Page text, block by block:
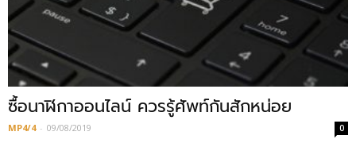
ซื้อนาฬิกาออนไลน์ ควรรู้ศัพท์กันสักหน่อย
MP4/4 - 09/08/2019 0